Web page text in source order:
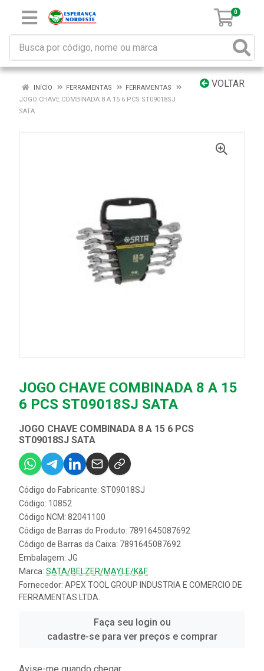
0
VOLTAR
INÍCIO FERRAMENTAS
FERRAMENTAS
JOGO CHAVE COMBINADA 8 A 15 6 PCS ST09018SJ
SATA
JOGO CHAVE COMBINADA 8 A 15
6 PCS ST09018SJ SATA
JOGO CHAVE COMBINADA 8 A 15 6 PCS
ST09018SJ SATA
Código do Fabricante: ST09018SJ
Código: 10852
Código NCM: 82041100
Código de Barras do Produto: 7891645087692
Código de Barras da Caixa: 7891645087692
Embalagem: JG
Marca: SATA/BELZER/MAYLE/K&F
Fornecedor: APEX TOOL GROUP INDUSTRIA E COMERCIO DE
FERRAMENTAS LTDA.
Faça seu login ou
cadastre-se para ver preços e comprar